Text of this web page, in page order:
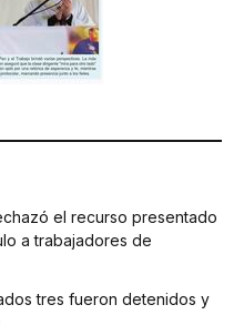
el recurso presentado
a trabajadores de
tres fueron detenidos y